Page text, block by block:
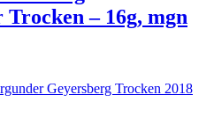
– 16g, mgn